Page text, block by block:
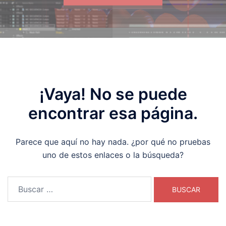
¡Vaya! No se puede
encontrar esa página.
Parece que aquí no hay nada. ¿por qué no pruebas
uno de estos enlaces o la búsqueda?